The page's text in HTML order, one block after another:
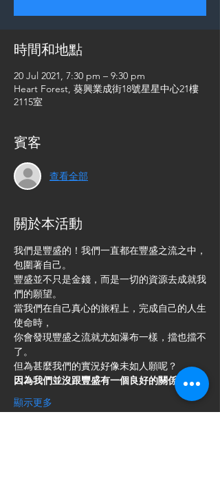
時間和地點
20 Jul 2021, 7:30 pm – 9:30 pm
Heart Forest, 葵興業成街18號星星中心21樓
2115室
賓客
查看全部
關於本活動
我們是豐盛的！我們一直都在豐盛之流之中，
包圍著自己。
豐盛並不只是金錢，而是一切的資源去成就我
們的願望。
當我們在自己真心的旅程上，完成自己的人生
使命時，
你會發現豐盛之流就尤如瀑布一樣，擋也擋不
了。
但為甚麼我們的實況好像未如人願呢？
因為我們並沒跟豐盛有一個良好的關係。
顯示更多